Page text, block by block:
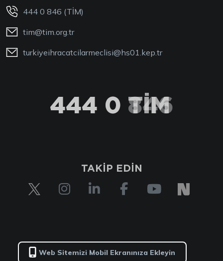
444 0 846 (TİM)
tim@tim.org.tr
turkiyeihracatcilarmeclisi@hs01.kep.tr
444 0 TİM
TAKİP EDİN
Web Sitemizi Mobil Ekranınıza Ekleyin